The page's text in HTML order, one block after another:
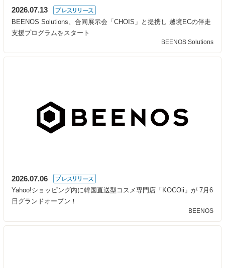
2026.07.13
BEENOS Solutions、合同展示会「CHOIS」と提携し 越境ECの伴走
支援プログラムをスタート
BEENOS Solutions
2026.07.06
Yahoo!ショッピング内に韓国直送型コスメ専門店「KOCOii」が 7月6
日グランドオープン！
BEENOS